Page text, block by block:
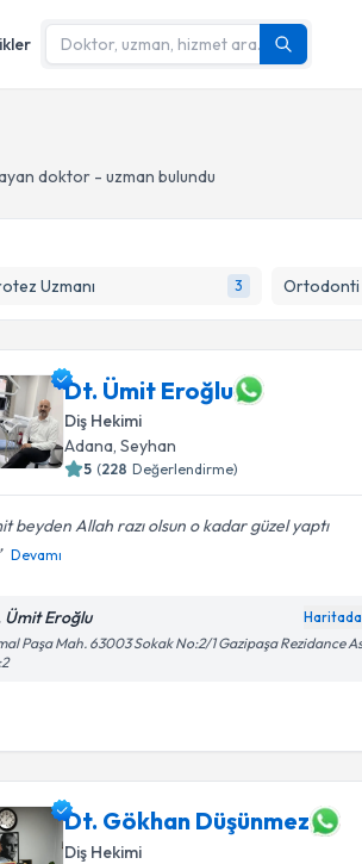
doktor - uzman bulundu
Uzmanı 3 Ortodonti
Dt. Ümit Eroğlu
Diş Hekimi
Adana, Seyhan
5 (228 Değerlendirme)
beyden Allah razı olsun o kadar güzel yaptı
Devamı
Ümit Eroğlu
Paşa Mah. 63003 Sokak No:2/1 Gazipaşa Rezidance
Dt. Gökhan Düşünmez
Diş Hekimi